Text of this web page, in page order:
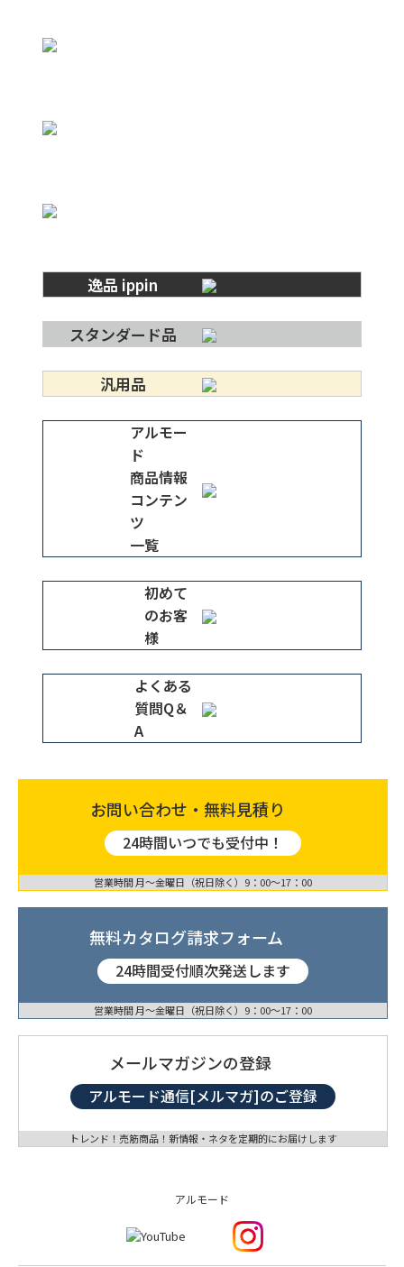
逸品 ippin
スタンダード品
汎用品
アルモー
ド
商品情報
コンテン
ツ
一覧
初めて
のお客
様
よくある
質問Q＆
A
お問い合わせ・無料見積り
24時間いつでも受付中！
営業時間 月〜金曜日（祝日除く）9：00〜17：00
無料カタログ請求フォーム
24時間受付順次発送します
営業時間 月〜金曜日（祝日除く）9：00〜17：00
メールマガジンの登録
アルモード通信[メルマガ]のご登録
トレンド！売筋商品！新情報・ネタを定期的にお届けします
アルモード